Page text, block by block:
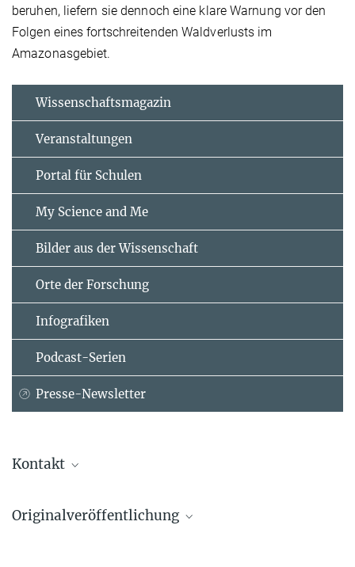
beruhen, liefern sie dennoch eine klare Warnung vor den
Folgen eines fortschreitenden Waldverlusts im
Amazonasgebiet.
Wissenschaftsmagazin
Veranstaltungen
Portal für Schulen
My Science and Me
Bilder aus der Wissenschaft
Orte der Forschung
Infografiken
Podcast-Serien
Presse-Newsletter
Kontakt
Max-Planck-Institut für Meteorologie, Hamburg
Originalveröffentlichung